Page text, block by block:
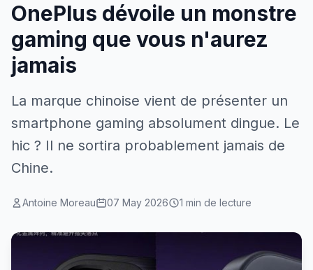
OnePlus dévoile un monstre
gaming que vous n'aurez
jamais
La marque chinoise vient de présenter un
smartphone gaming absolument dingue. Le
hic ? Il ne sortira probablement jamais de
Chine.
Antoine Moreau 07 May 2026 1 min de lecture